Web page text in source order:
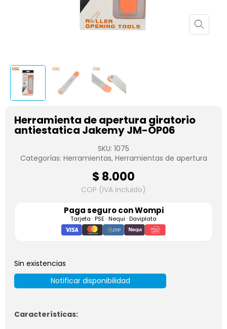
Herramienta de apertura giratorio
antiestatica Jakemy JM-OP06
SKU: 1075
Categorías: Herramientas, Herramientas de apertura
$ 8.000
COP (IVA incluido)
Paga seguro conWompi
Tarjeta · PSE · Nequi · Daviplata
Sin existencias
Notificar disponibilidad
Características: